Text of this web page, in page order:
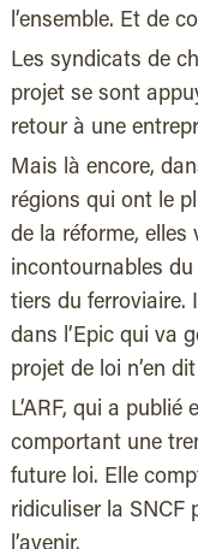
l’ensemble. Et de
Les syndicats de
projet se sont
retour à une
Mais là encore,
régions qui ont le
de la réforme, elles
incontournables du
tiers du ferroviaire.
dans l’Epic qui va
projet de loi n’en
L’ARF, qui a
comportant une
future loi. Elle
ridiculiser la SNCF